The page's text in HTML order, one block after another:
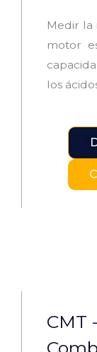
Medir la
motor
los
CMT